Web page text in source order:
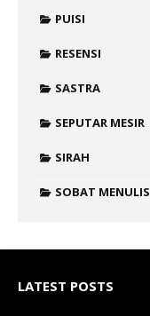
PUISI
RESENSI
SASTRA
SEPUTAR MESIR
SIRAH
SOBAT MENULIS
LATEST POSTS